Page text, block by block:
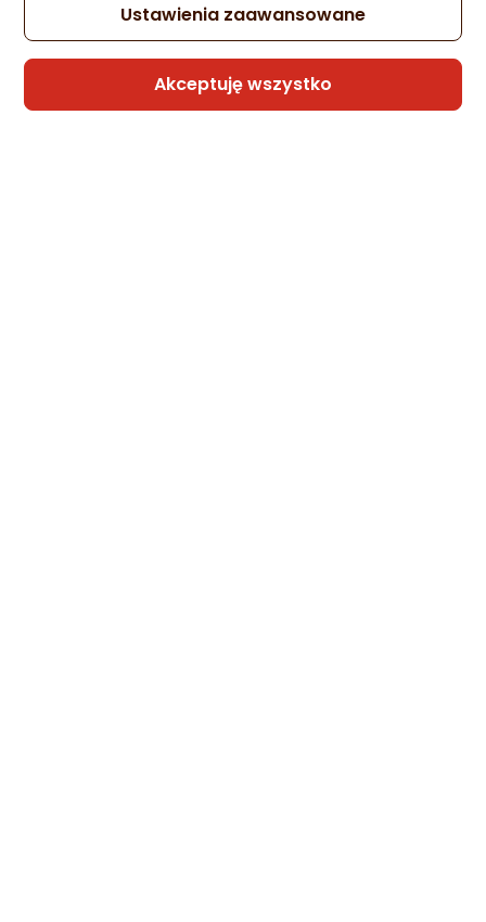
Ustawienia zaawansowane
Akceptuję wszystko